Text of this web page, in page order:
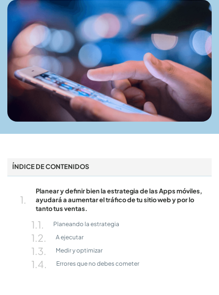
ÍNDICE DE CONTENIDOS
Planear y definir bien la estrategia de las Apps móviles,
ayudará a aumentar el tráfico de tu sitio web y por lo
tanto tus ventas.
Planeando la estrategia
A ejecutar
Medir y optimizar
Errores que no debes cometer